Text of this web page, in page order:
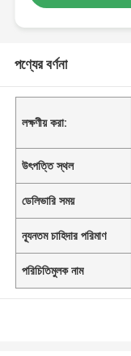
পণ্যের বর্ণনা
লক্ষণীয় করা:
উৎপত্তি স্থল
ডেলিভারি সময়
ন্যূনতম চাহিদার পরিমাণ
পরিচিতিমুলক নাম